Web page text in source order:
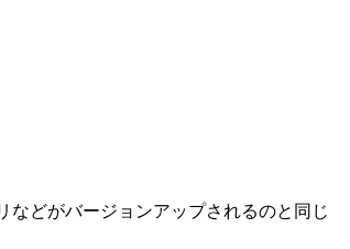
などがバージョンアップされるのと同じ